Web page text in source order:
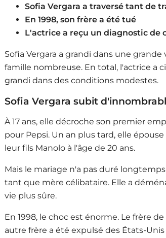
Sofia Vergara a traversé tant de
En 1998, son frère a été tué
L'actrice a reçu un diagnostic de
Sofia Vergara a grandi dans une
famille nombreuse. En total, l'actrice a
grandi dans des conditions modestes.
Sofia Vergara subit
À 17 ans, elle décroche son premier
pour Pepsi. Un an plus tard, elle
leur fils Manolo à l'âge de 20 ans.
Mais le mariage n'a pas duré
tant que mère célibataire. Elle a
vie plus sûre.
En 1998, le choc est énorme. Le frère
autre frère a été expulsé des États-